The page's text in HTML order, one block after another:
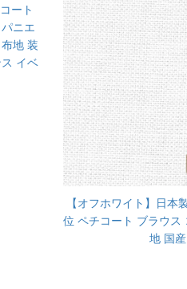
ート
ニエ
地 装
イベ
【オフホワイト】日本
位 ペチコート ブラウス
地 国産